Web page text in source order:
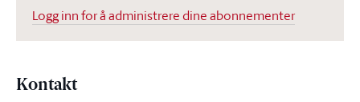
Logg inn for å administrere dine abonnementer
Kontakt